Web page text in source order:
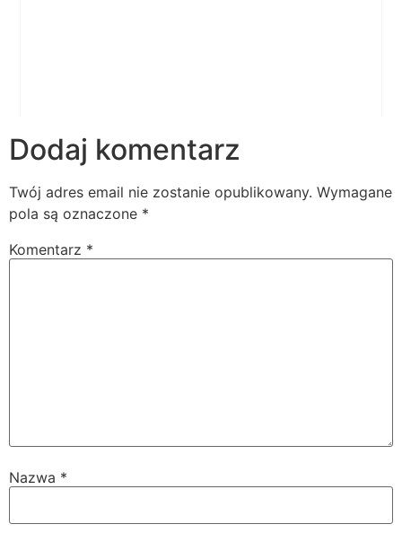
Dodaj komentarz
Twój adres email nie zostanie opublikowany. Wymagane
pola są oznaczone *
Komentarz *
Nazwa *